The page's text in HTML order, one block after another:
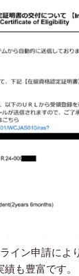
イン申請によ
績も豊富です。